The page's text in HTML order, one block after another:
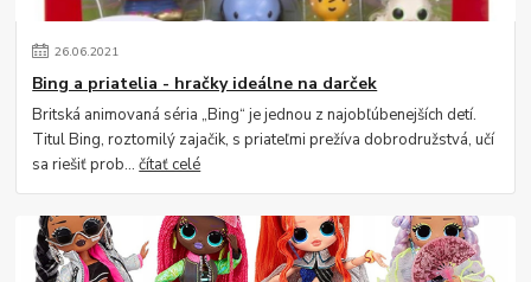
26.06.2021
Bing a priatelia - hračky ideálne na darček
Britská animovaná séria „Bing“ je jednou z najobľúbenejších detí.
Titul Bing, roztomilý zajačik, s priateľmi prežíva dobrodružstvá, učí
sa riešiť prob...čítať celé